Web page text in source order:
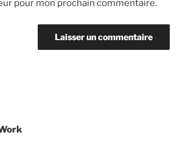
pour mon prochain commentaire.